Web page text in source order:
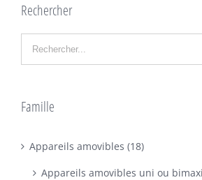
Rechercher
Famille
Appareils amovibles (18)
Appareils amovibles uni ou